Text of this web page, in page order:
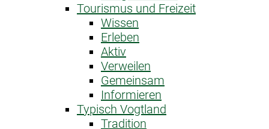
Tourismus und Freizeit
Wissen
Erleben
Aktiv
Verweilen
Gemeinsam
Informieren
Typisch Vogtland
Tradition